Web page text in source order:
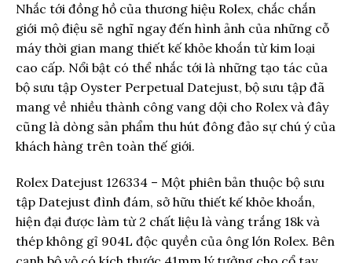
Nhắc tới đồng hồ của thương hiệu Rolex, chắc chắn
giới mộ điệu sẽ nghĩ ngay đến hình ảnh của những cỗ
máy thời gian mang thiết kế khỏe khoắn từ kim loại
cao cấp. Nổi bật có thể nhắc tới là những tạo tác của
bộ sưu tập Oyster Perpetual Datejust, bộ sưu tập đã
mang về nhiều thành công vang dội cho Rolex và đây
cũng là dòng sản phẩm thu hút đông đảo sự chú ý của
khách hàng trên toàn thế giới.
Rolex Datejust 126334 – Một phiên bản thuộc bộ sưu
tập Datejust đình đám, sở hữu thiết kế khỏe khoắn,
hiện đại được làm từ 2 chất liệu là vàng trắng 18k và
thép không gỉ 904L độc quyền của ông lớn Rolex. Bên